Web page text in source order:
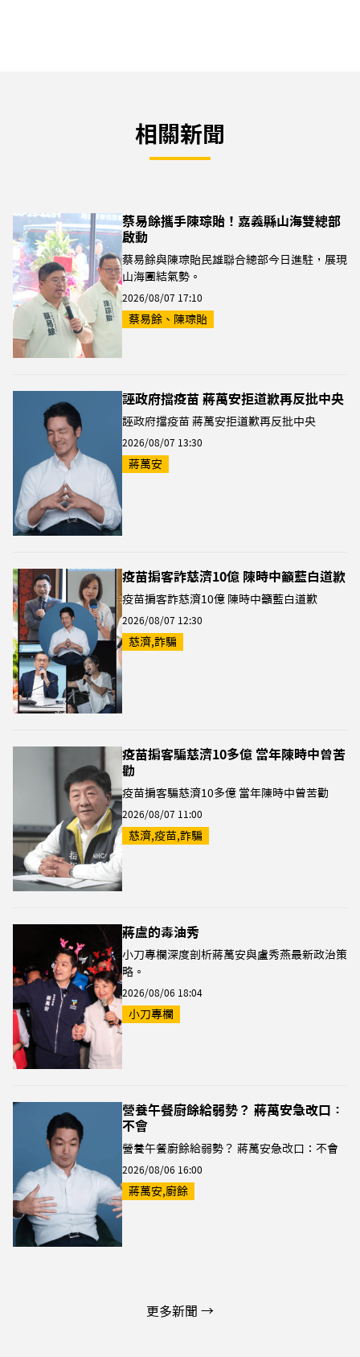
相關新聞
蔡易餘攜手陳琮貽！嘉義縣山海雙總部
啟動
蔡易餘與陳琮貽民雄聯合總部今日進駐，展現
山海團結氣勢。
2026/08/07 17:10
蔡易餘、陳琮貽
誣政府擋疫苗 蔣萬安拒道歉再反批中央
誣政府擋疫苗 蔣萬安拒道歉再反批中央
2026/08/07 13:30
蔣萬安
疫苗掮客詐慈濟10億 陳時中籲藍白道歉
疫苗掮客詐慈濟10億 陳時中籲藍白道歉
2026/08/07 12:30
慈濟,詐騙
疫苗掮客騙慈濟10多億 當年陳時中曾苦
勸
疫苗掮客騙慈濟10多億 當年陳時中曾苦勸
2026/08/07 11:00
慈濟,疫苗,詐騙
蔣盧的毒油秀
小刀專欄深度剖析蔣萬安與盧秀燕最新政治策
略。
2026/08/06 18:04
小刀專欄
營養午餐廚餘給弱勢？ 蔣萬安急改口：
不會
營養午餐廚餘給弱勢？ 蔣萬安急改口：不會
2026/08/06 16:00
蔣萬安,廚餘
更多新聞 →